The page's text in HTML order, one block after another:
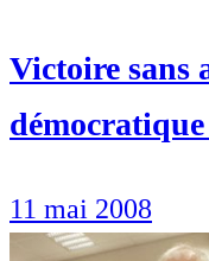
Victoire sans
11 mai 2008